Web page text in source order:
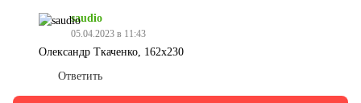
saudio
05.04.2023 в 11:43
Олександр Ткаченко, 162x230
Ответить